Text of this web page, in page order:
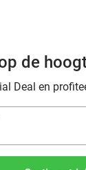
de
Deal en